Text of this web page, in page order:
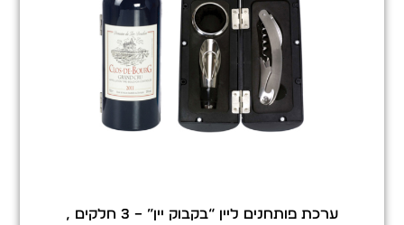
ערכת פותחנים ליין “בקבוק יין” – 3 חלקים ,